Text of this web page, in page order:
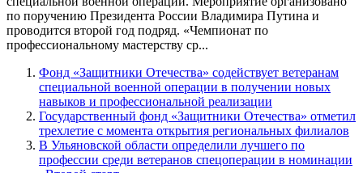
по поручению Президента России Владимира Путина и
проводится второй год подряд. «Чемпионат по
профессиональному мастерству ср...
Фонд «Защитники Отечества» содействует ветеранам
специальной военной операции в получении новых
навыков и профессиональной реализации
Государственный фонд «Защитники Отечества» отметил
трехлетие с момента открытия региональных филиалов
В Ульяновской области определили лучшего по
профессии среди ветеранов спецоперации в номинации